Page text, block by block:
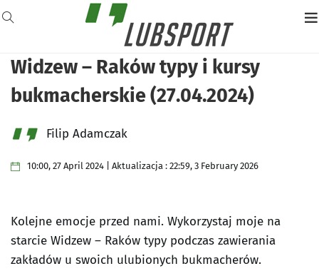
Widzew – Raków typy i kursy
bukmacherskie (27.04.2024)
Filip Adamczak
10:00, 27 April 2024 | Aktualizacja : 22:59, 3 February 2026
Kolejne emocje przed nami. Wykorzystaj moje na
starcie Widzew – Raków typy podczas zawierania
zakładów u swoich ulubionych bukmacherów.